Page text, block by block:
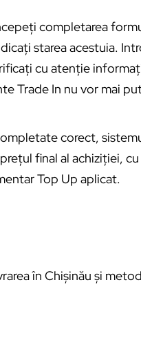
completarea
starea acestuia.
cu atenție
Trade In nu vor mai
corect,
final al achiziției,
Top Up aplicat.
în Chișinău și